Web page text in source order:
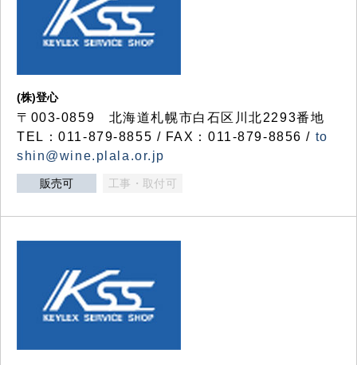
(株)登心
〒003-0859 北海道札幌市白石区川北2293番地
TEL：011-879-8855 / FAX：011-879-8856 / to
shin@wine.plala.or.jp
販売可 工事・取付可